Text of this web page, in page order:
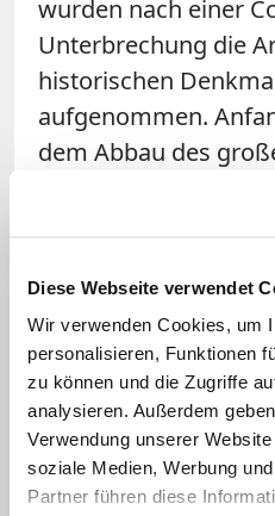
Diese Webseite verwendet
Wir verwenden Cookies, um
personalisieren, Funktionen
zu können und die Zugriffe
analysieren. Außerdem
Verwendung unserer
soziale Medien, Werbung
Partner führen diese
wurden nach einer
Unterbrechung die
historischen
aufgenommen.
dem Abbau des
begonnen, das
Brand zum Teil
Sommers zersägt
werden. Der
vonNotre-Dame soll
Abseits
eine originalgetreue
jetzigen Zeitpunkt
Lösung. Die Kirche